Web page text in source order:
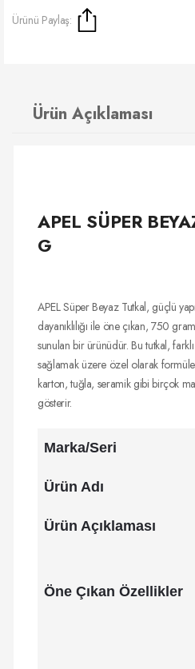
Ürünü Paylaş:
Ürün Açıklaması
APEL SÜPER
G
APEL Süper Beyaz Tutkal, güçlü
dayanıklılığı ile öne çıkan, 750
sunulan bir ürünüdür. Bu tutkal,
sağlamak üzere özel olarak
karton, tuğla, seramik gibi birçok
gösterir.
Marka/Seri
Ürün Adı
Ürün Açıklaması
Öne Çıkan Özellikler